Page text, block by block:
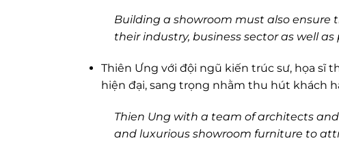
Building a showroom must also
their industry, business sector as well
Thiên Ưng với đội ngũ kiến trúc sư, họa
hiện đại, sang trọng nhằm thu hút khách
Thien Ung with a team of architects
and luxurious showroom furniture to